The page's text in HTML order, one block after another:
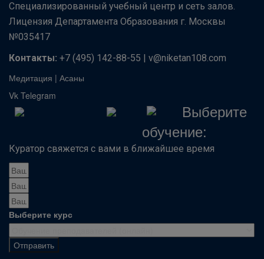
Специализированный учебный центр и сеть залов.
Лицензия Департамента Образования г. Москвы
№035417
Контакты: +7 (495) 142-88-55 | v@niketan108.com
Медитация | Асаны
Vk Telegram
Выберите
обучение:
Куратор свяжется с вами в ближайшее время
Выберите курс
Отправить